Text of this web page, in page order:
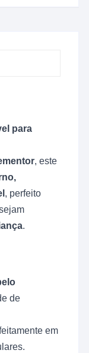
para
, este
, perfeito
.
de
em